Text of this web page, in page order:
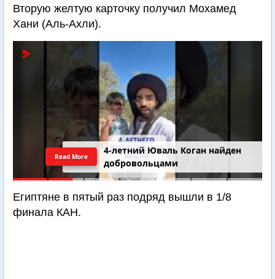
Вторую желтую карточку получил Мохамед
Хани (Аль-Ахли).
4-летний Юваль Коган найден
добровольцами
Read More
Египтяне в пятый раз подряд вышли в 1/8
финала КАН.